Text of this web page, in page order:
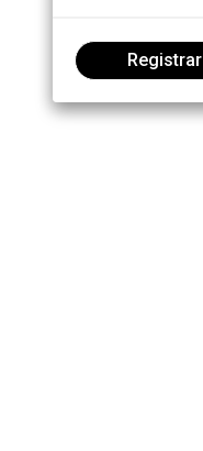
Registrar